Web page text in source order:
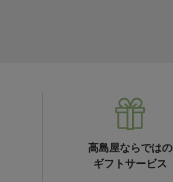
高島屋ならではの
ギフトサービス